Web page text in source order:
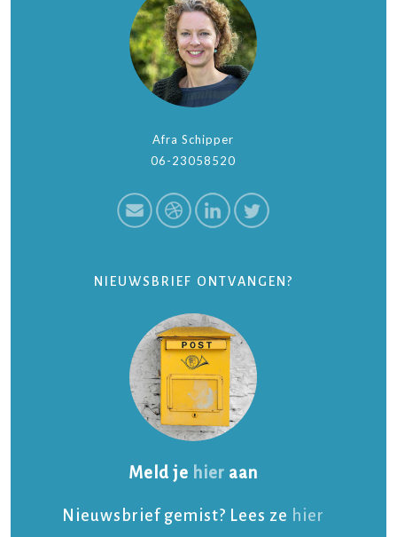
Afra Schipper
06-23058520
NIEUWSBRIEF ONTVANGEN?
Meld je hier aan
Nieuwsbrief gemist? Lees ze hier